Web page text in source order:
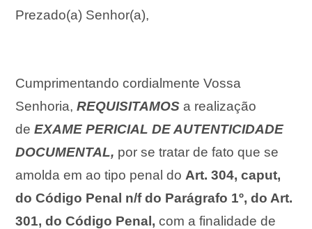
Prezado(a) Senhor(a),
Cumprimentando cordialmente Vossa
Senhoria,REQUISITAMOS a realização
deEXAME PERICIAL DE AUTENTICIDADE
DOCUMENTAL, por se tratar de fato que se
amolda em ao tipo penal do Art. 304, caput,
do Código Penal n/f do Parágrafo 1º, do Art.
301, do Código Penal,com a finalidade de